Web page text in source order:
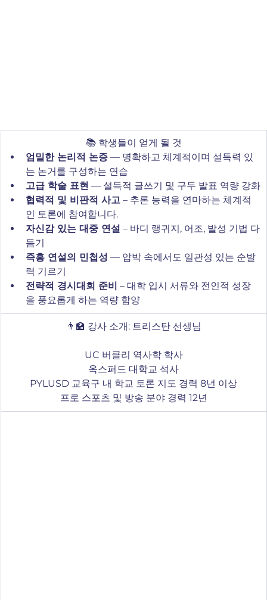
📚 학생들이 얻게 될 것
엄밀한 논리적 논증 — 명확하고 체계적이며 설득력 있
는 논거를 구성하는 연습
고급 학술 표현 — 설득적 글쓰기 및 구두 발표 역량 강화
협력적 및 비판적 사고 – 추론 능력을 연마하는 체계적
인 토론에 참여합니다.
자신감 있는 대중 연설 – 바디 랭귀지, 어조, 발성 기법 다
듬기
즉흥 연설의 민첩성 — 압박 속에서도 일관성 있는 순발
력 기르기
전략적 경시대회 준비 – 대학 입시 서류와 전인적 성장
을 풍요롭게 하는 역량 함양
👨‍🏫 강사 소개: 트리스탄 선생님
UC 버클리 역사학 학사
옥스퍼드 대학교 석사
PYLUSD 교육구 내 학교 토론 지도 경력 8년 이상
프로 스포츠 및 방송 분야 경력 12년